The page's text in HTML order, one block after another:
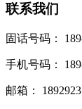
联系我们
固话号码：
手机号码：
邮箱：